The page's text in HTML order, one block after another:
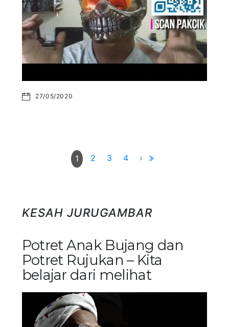
27/05/2020
1 2 3 4 ›
KESAH JURUGAMBAR
Potret Anak Bujang dan
Potret Rujukan – Kita
belajar dari melihat